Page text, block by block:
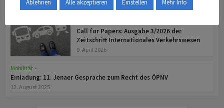
Call for Papers: Ausgabe 3/2026 der
Zeitschrift Internationales Verkehrswesen
9. April 2026
Mobilität •
Einladung: 11. Jenaer Gespräche zum Recht des ÖPNV
12. August 2025
Ablehnen Alle akzeptieren Einstellen Mehr Info